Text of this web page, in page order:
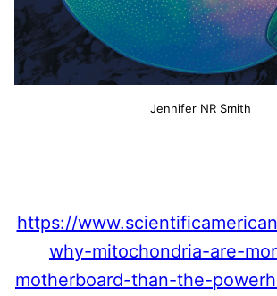
Jennifer NR Smith
https://
why-mitochondria-are-
motherboard-than-the-